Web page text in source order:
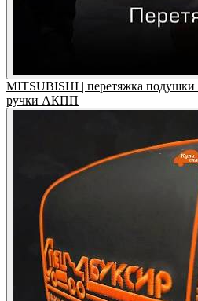
MITSUBISHI | перетяжка подушки
ручки АКПП